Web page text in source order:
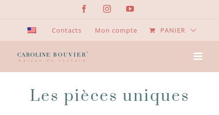
contenu
FacebookInstagramYouTube
Contacts Mon compte PANIER
Les pièces uniques